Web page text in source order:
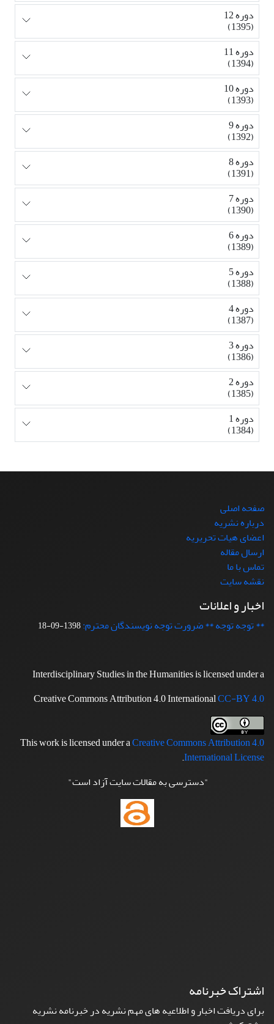
دوره 12
(1395)
دوره 11
(1394)
دوره 10
(1393)
دوره 9
(1392)
دوره 8
(1391)
دوره 7
(1390)
دوره 6
(1389)
دوره 5
(1388)
دوره 4
(1387)
دوره 3
(1386)
دوره 2
(1385)
دوره 1
(1384)
صفحه اصلی
درباره نشریه
اعضای هیات تحریریه
ارسال مقاله
تماس با ما
نقشه سایت
اخبار و اعلانات
** توجه توجه ** ضرورت توجه نویسندگان محترم:1398-09-18
Interdisciplinary Studies in the Humanities is licensed under a
Creative Commons Attribution 4.0 InternationalCC-BY 4.0
This work is licensed under aCreative Commons Attribution 4.0
International License
.
"دسترسی به مقالات سایت آزاد است"
اشتراک خبرنامه
برای دریافت اخبار و اطلاعیه های مهم نشریه در خبرنامه نشریه